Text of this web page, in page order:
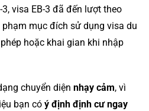
visa EB-3 đã đến lượt theo
mục đích sử dụng visa du
hoặc khai gian khi nhập
chuyển diện nhạy cảm, vì
bạn có ý định định cư ngay